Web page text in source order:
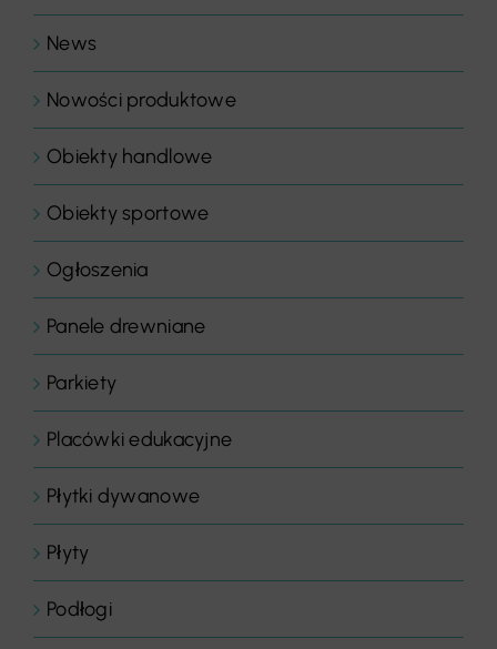
News
Nowości produktowe
Obiekty handlowe
Obiekty sportowe
Ogłoszenia
Panele drewniane
Parkiety
Placówki edukacyjne
Płytki dywanowe
Płyty
Podłogi